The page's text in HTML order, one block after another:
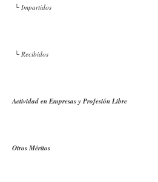
└ Impartidos
└ Recibidos
Actividad en Empresas y Profesión Libre
Otros Méritos